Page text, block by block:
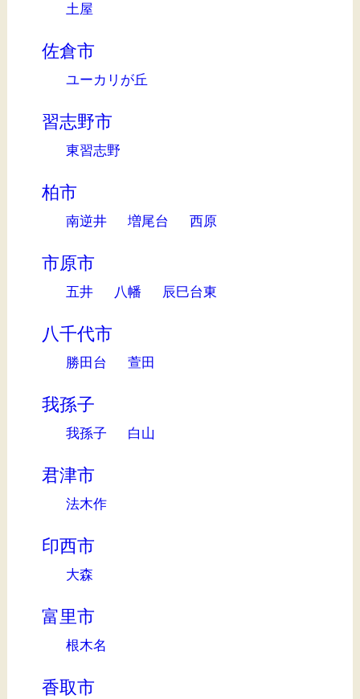
土屋
佐倉市
ユーカリが丘
習志野市
東習志野
柏市
南逆井 増尾台 西原
市原市
五井 八幡 辰巳台東
八千代市
勝田台 萱田
我孫子
我孫子 白山
君津市
法木作
印西市
大森
富里市
根木名
香取市